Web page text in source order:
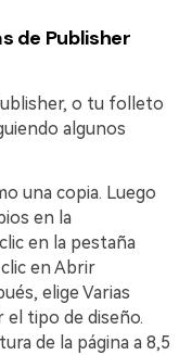
de Publisher
o tu folleto
algunos
una copia. Luego
en la
en la pestaña
en Abrir
elige Varias
el tipo de diseño.
de la página a 8,5